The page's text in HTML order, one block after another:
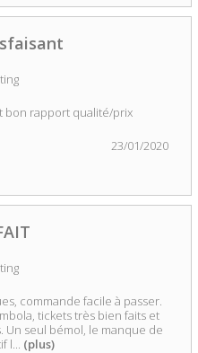
bon rapport qualité/prix
23/01/2020
commande facile à passer.
tickets très bien faits et
Un seul bémol, le manque de
l... (plus)